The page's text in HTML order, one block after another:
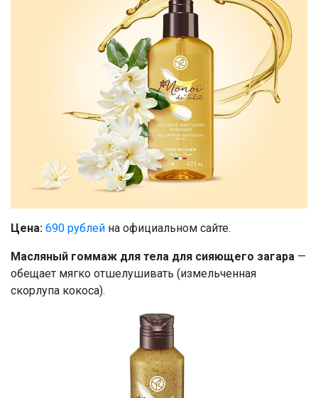
Цена: 690 рублей на официальном сайте.
Масляный гоммаж для тела для сияющего загара —
обещает мягко отшелушивать (измельченная
скорлупа кокоса).